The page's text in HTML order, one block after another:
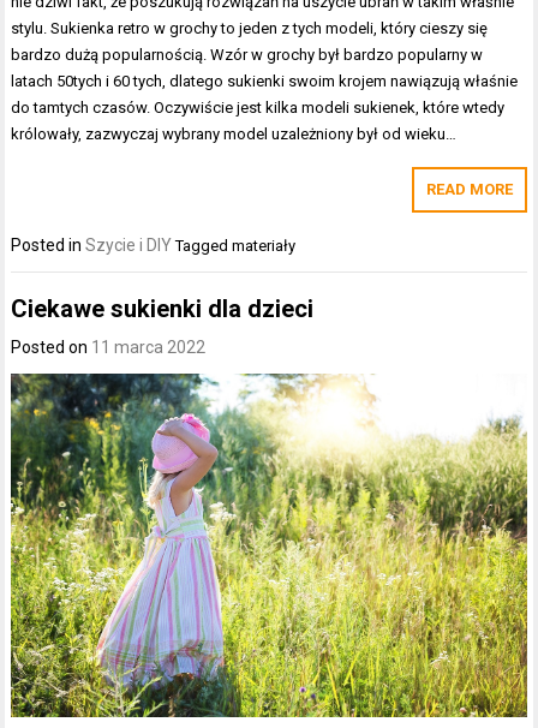
stylu. Sukienka retro w grochy to jeden z tych modeli, który cieszy się
bardzo dużą popularnością. Wzór w grochy był bardzo popularny w
latach 50tych i 60 tych, dlatego sukienki swoim krojem nawiązują właśnie
do tamtych czasów. Oczywiście jest kilka modeli sukienek, które wtedy
królowały, zazwyczaj wybrany model uzależniony był od wieku…
READ MORE
Posted inSzycie i DIY Taggedmateriały
Ciekawe sukienki dla dzieci
Posted on 11 marca 2022